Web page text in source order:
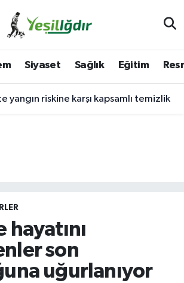
Siyaset Sağlık Eğitim
yangın riskine karşı kapsamlı temizlik
hayatını
son
uğurlanıyor
Vakitleri
Haritası
Durumu ve Fikstür
Haberleri